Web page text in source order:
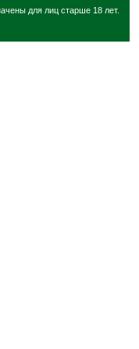
для лиц старше 18 лет.